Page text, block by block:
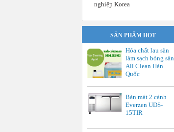
nghiệp Korea
SẢN PHẨM HOT
Hóa chất lau sàn
làm sạch bóng sàn
All Clean Hàn
Quốc
Bàn mát 2 cánh
Everzen UDS-
15TIR